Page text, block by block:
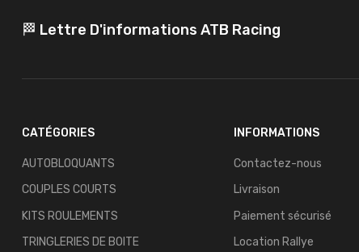
🏁 Lettre D'informations ATB Racing
CATÉGORIES
AUTOBLOQUANTS
COUPLES COURTS
KITS ROULEMENTS
TRINGLERIES DE BOITE
INFORMATIONS
Contactez-nous
Livraison
Paiement sécurisé
Location Rallye